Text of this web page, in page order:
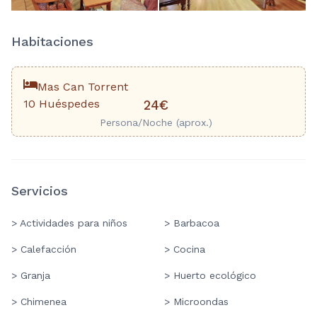
Habitaciones
Mas Can Torrent
10 Huéspedes
24€
Persona/Noche (aprox.)
Servicios
> Actividades para niños > Barbacoa
> Calefacción > Cocina
> Granja > Huerto ecológico
> Chimenea > Microondas